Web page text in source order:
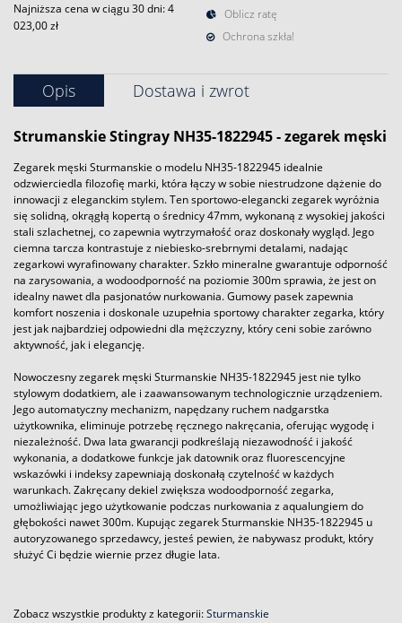
Najniższa cena w ciągu 30 dni:4
023,00 zł
Oblicz ratę
Ochrona szkła!
Opis Dostawa i zwrot
Strumanskie Stingray NH35-1822945 - zegarek męski
Zegarek męski Sturmanskie o modelu NH35-1822945 idealnie
odzwierciedla filozofię marki, która łączy w sobie niestrudzone dążenie do
innowacji z eleganckim stylem. Ten sportowo-elegancki zegarek wyróżnia
się solidną, okrągłą kopertą o średnicy 47mm, wykonaną z wysokiej jakości
stali szlachetnej, co zapewnia wytrzymałość oraz doskonały wygląd. Jego
ciemna tarcza kontrastuje z niebiesko-srebrnymi detalami, nadając
zegarkowi wyrafinowany charakter. Szkło mineralne gwarantuje odporność
na zarysowania, a wodoodporność na poziomie 300m sprawia, że jest on
idealny nawet dla pasjonatów nurkowania. Gumowy pasek zapewnia
komfort noszenia i doskonale uzupełnia sportowy charakter zegarka, który
jest jak najbardziej odpowiedni dla mężczyzny, który ceni sobie zarówno
aktywność, jak i elegancję.
Nowoczesny zegarek męski Sturmanskie NH35-1822945 jest nie tylko
stylowym dodatkiem, ale i zaawansowanym technologicznie urządzeniem.
Jego automatyczny mechanizm, napędzany ruchem nadgarstka
użytkownika, eliminuje potrzebę ręcznego nakręcania, oferując wygodę i
niezależność. Dwa lata gwarancji podkreślają niezawodność i jakość
wykonania, a dodatkowe funkcje jak datownik oraz fluorescencyjne
wskazówki i indeksy zapewniają doskonałą czytelność w każdych
warunkach. Zakręcany dekiel zwiększa wodoodporność zegarka,
umożliwiając jego użytkowanie podczas nurkowania z aqualungiem do
głębokości nawet 300m. Kupując zegarek Sturmanskie NH35-1822945 u
autoryzowanego sprzedawcy, jesteś pewien, że nabywasz produkt, który
służyć Ci będzie wiernie przez długie lata.
Zobacz wszystkie produkty z kategorii:Sturmanskie